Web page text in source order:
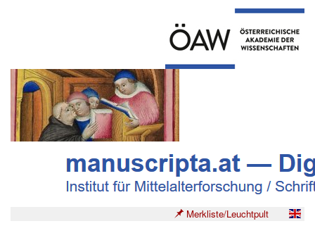
Merkliste/Leuchtpult